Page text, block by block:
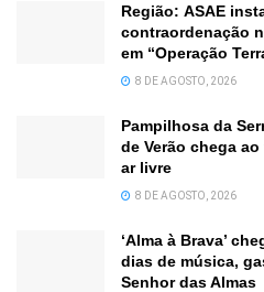
Região: ASAE
contraordenação
em “Operação
8 DE AGOSTO, 2026
Pampilhosa da
de Verão chega
ar livre
8 DE AGOSTO, 2026
‘Alma à Brava’
dias de música,
Senhor das Almas